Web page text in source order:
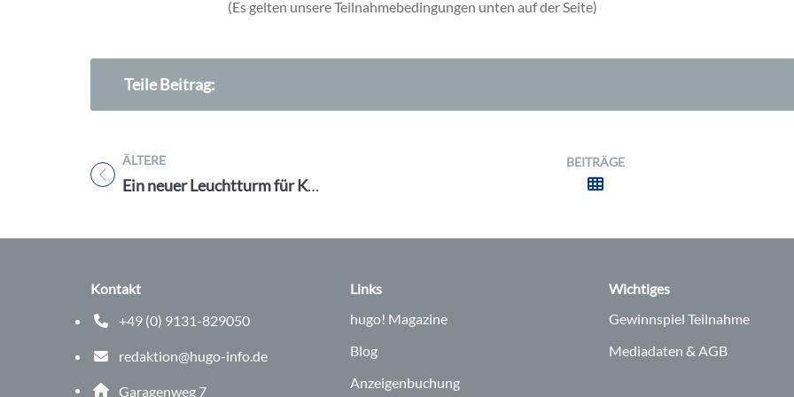
(Es gelten unsere Teilnahmebedingungen unten auf der Seite)
Teile Beitrag:
ÄLTERE
Titel für Beitrag
Ein neuer Leuchtturm für Kultur – Der Kulturhof H7 Bubenreuth öffnet seine Türen
BEITRÄGE
Kontakt
+49 (0) 9131-829050
Telefonnummer: 0 9 1 3 1 8 2 9 0 5 0
redaktion@hugo-info.de
E-Mail Adresse: redaktion@hugo-info.de
Adresse:
Garagenweg 7
Links
hugo! Magazine
Blog
Anzeigenbuchung
Wichtiges
Gewinnspiel Teilnahme
Mediadaten & AGB